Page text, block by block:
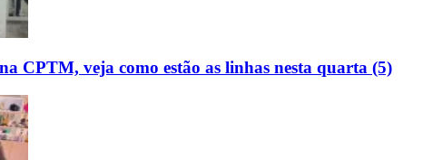
CPTM, veja como estão as linhas nesta quarta (5)